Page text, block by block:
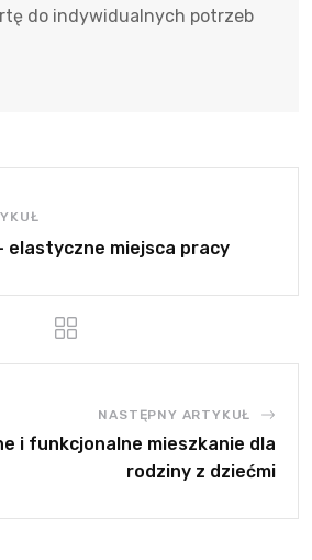
do indywidualnych potrzeb
elastyczne miejsca pracy
NASTĘPNY ARTYKUŁ
i funkcjonalne mieszkanie dla
rodziny z dziećmi